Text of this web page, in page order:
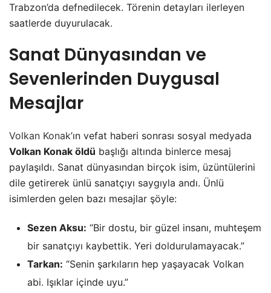
Trabzon’da defnedilecek. Törenin detayları ilerleyen
saatlerde duyurulacak.
Sanat Dünyasından ve
Sevenlerinden Duygusal
Mesajlar
Volkan Konak’ın vefat haberi sonrası sosyal medyada
Volkan Konak öldü başlığı altında binlerce mesaj
paylaşıldı. Sanat dünyasından birçok isim, üzüntülerini
dile getirerek ünlü sanatçıyı saygıyla andı. Ünlü
isimlerden gelen bazı mesajlar şöyle:
Sezen Aksu: “Bir dostu, bir güzel insanı, muhteşem
bir sanatçıyı kaybettik. Yeri doldurulamayacak.”
Tarkan: “Senin şarkıların hep yaşayacak Volkan
abi. Işıklar içinde uyu.”